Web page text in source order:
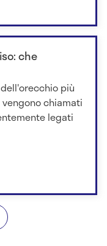
che
più
chiamati
legati